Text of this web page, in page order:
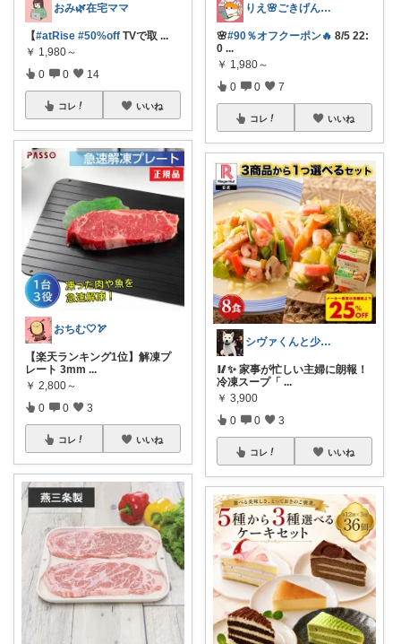
おみ🌿在宅ママ
【#atRise #50%off TVで取 ...
￥ 1,980～
0 0 14
コレ いいね
おちむ🤍🏹
【楽天ランキング1位】解凍プ
レート 3mm ...
￥ 2,800～
0 0 3
コレ いいね
りえ🌸ごきげんな暮らし🏠🌿
🌸#90％オフクーポン🔥 8/5 22:
0 ...
￥ 1,980～
0 0 7
コレ いいね
シヴァくんと少佐のROOM
🥢✨ 家事が忙しい主婦に朗報！
冷凍スープ「 ...
￥ 3,900
0 0 3
コレ いいね